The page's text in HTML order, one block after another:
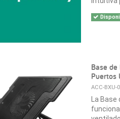
Base
Puertos
ACC-BXU-
La